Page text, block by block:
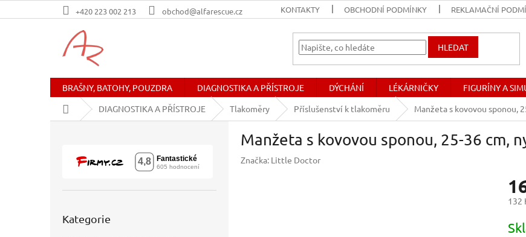
na
+420 223 002 213 obchod@alfarescue.cz KONTAKTY OBCHODNÍ PODMÍNKY REKLAMAČNÍ
HLEDAT
BRAŠNY, BATOHY, POUZDRA DIAGNOSTIKA A PŘÍSTROJE DÝCHÁNÍ LÉKÁRNIČKY FIGURÍNY A
Domů
DIAGNOSTIKA A PŘÍSTROJE Tlakoměry Příslušenství k tlakoměru Manžeta s kovovou sponou,
kategorie
Kategorie
Manžeta s kovovou sponou, 25-36 cm,
Značka: Little Doctor
132